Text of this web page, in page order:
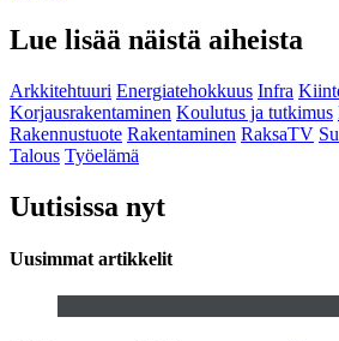
Lue lisää näistä aiheista
Arkkitehtuuri Energiatehokkuus Infra
Korjausrakentaminen Koulutus ja tutkimus
Rakennustuote Rakentaminen RaksaTV
Talous Työelämä
Uutisissa nyt
Uusimmat artikkelit